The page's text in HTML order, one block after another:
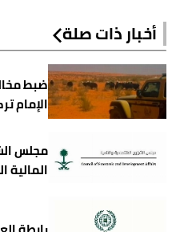
أخبار ذات صلة
ضبط
الإمام
مجلس
المالية